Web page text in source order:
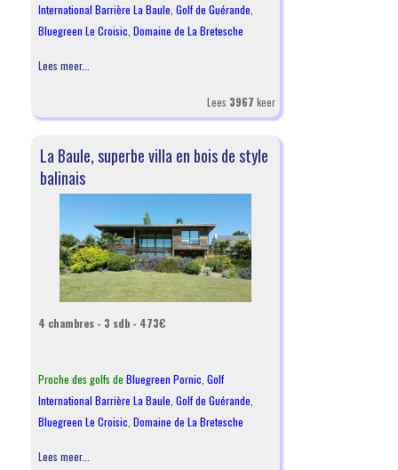
International Barrière La Baule Golf de Guérande
Bluegreen Le Croisic Domaine de La Bretesche
Lees meer...
Lees 3967 keer
La Baule, superbe villa en bois de style
balinais
4 chambres - 3 sdb - 473€
Proche des golfs de Bluegreen Pornic Golf
International Barrière La Baule Golf de Guérande
Bluegreen Le Croisic Domaine de La Bretesche
Lees meer...